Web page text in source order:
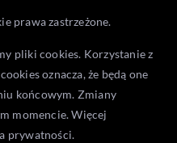
prawa zastrzeżone.
pliki cookies. Korzystanie z
oznacza, że będą one
końcowym. Zmiany
momencie. Więcej
prywatności.